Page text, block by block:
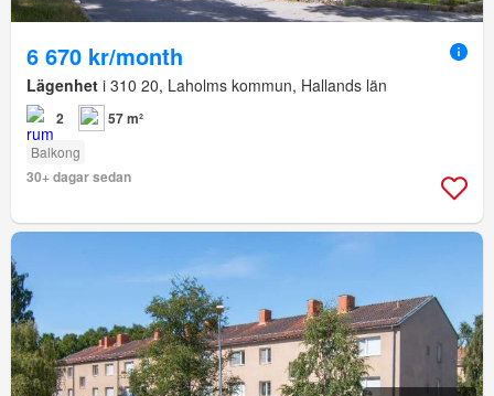
6 670 kr/month
Lägenhet i 310 20, Laholms kommun, Hallands län
2 57 m²
Balkong
30+ dagar sedan